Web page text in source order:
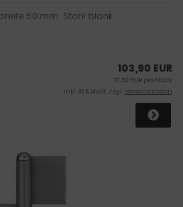
50 mm · Stahl blank
103,90 EUR
17,32 EUR pro Stück
inkl. 19 % MwSt. zzgl.Versandkosten